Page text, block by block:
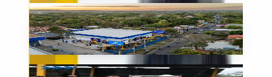
Sucursal
Nuestra sede en Nicaragua
🇳🇮 Nicaragua
Entrega